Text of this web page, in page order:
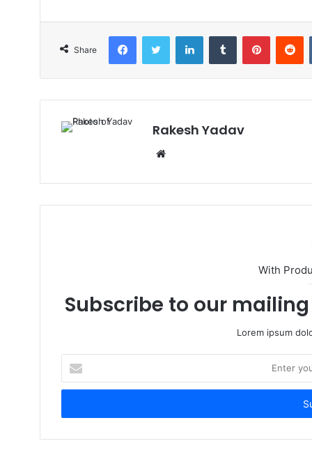
Share
Rakesh Yadav
b
s
With
Subscribe to our
Lorem ipsum
t
r